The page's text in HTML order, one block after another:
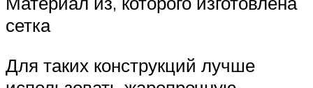
сетка
Для таких конструкций лучше